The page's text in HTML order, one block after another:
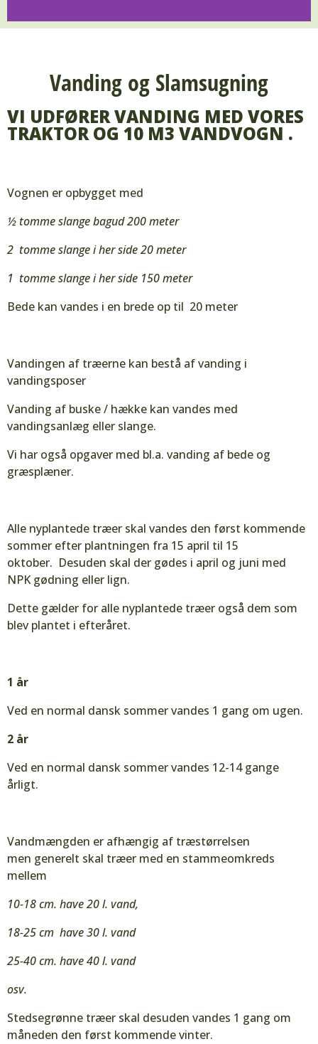
Vanding og Slamsugning
VI UDFØRER VANDING MED VORES
TRAKTOR OG 10 M3 VANDVOGN .
Vognen er opbygget med
½ tomme slange bagud 200 meter
2 tomme slange i her side 20 meter
1 tomme slange i her side 150 meter
Bede kan vandes i en brede op til 20 meter
Vandingen af træerne kan bestå af vanding i
vandingsposer
Vanding af buske / hække kan vandes med
vandingsanlæg eller slange.
Vi har også opgaver med bl.a. vanding af bede og
græsplæner.
Alle nyplantede træer skal vandes den først kommende
sommer efter plantningen fra 15 april til 15
oktober. Desuden skal der gødes i april og juni med
NPK gødning eller lign.
Dette gælder for alle nyplantede træer også dem som
blev plantet i efteråret.
1 år
Ved en normal dansk sommer vandes 1 gang om ugen.
2 år
Ved en normal dansk sommer vandes 12-14 gange
årligt.
Vandmængden er afhængig af træstørrelsen
men generelt skal træer med en stammeomkreds
mellem
10-18 cm. have 20 l. vand,
18-25 cm have 30 l. vand
25-40 cm. have 40 l. vand
osv.
Stedsegrønne træer skal desuden vandes 1 gang om
måneden den først kommende vinter.